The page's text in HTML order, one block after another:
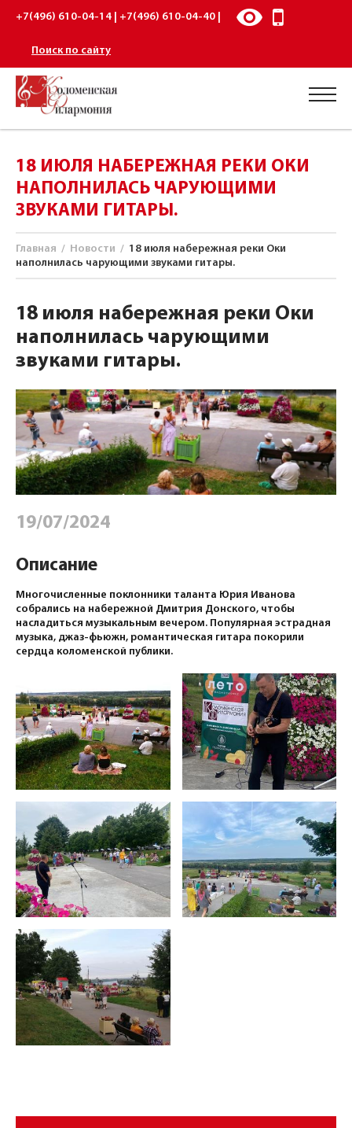
+7(496) 610-04-14 | +7(496) 610-04-40 |
Поиск по сайту
18 ИЮЛЯ НАБЕРЕЖНАЯ РЕКИ ОКИ
НАПОЛНИЛАСЬ ЧАРУЮЩИМИ
ЗВУКАМИ ГИТАРЫ.
Главная / Новости / 18 июля набережная реки Оки
наполнилась чарующими звуками гитары.
18 июля набережная реки Оки
наполнилась чарующими
звуками гитары.
19/07/2024
Описание
Многочисленные поклонники таланта Юрия Иванова
собрались на набережной Дмитрия Донского, чтобы
насладиться музыкальным вечером. Популярная эстрадная
музыка, джаз-фьюжн, романтическая гитара покорили
сердца коломенской публики.